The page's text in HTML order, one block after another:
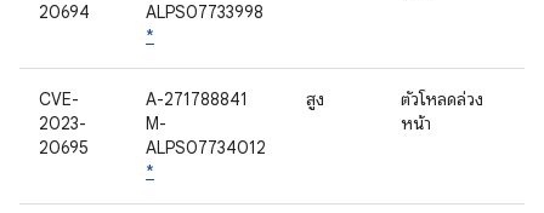
20694
ALPS07733998
*
CVE-
2023-
20695
A-271788841
M-
ALPS07734012
*
สูง
ตัวโหลดล่วง
หน้า